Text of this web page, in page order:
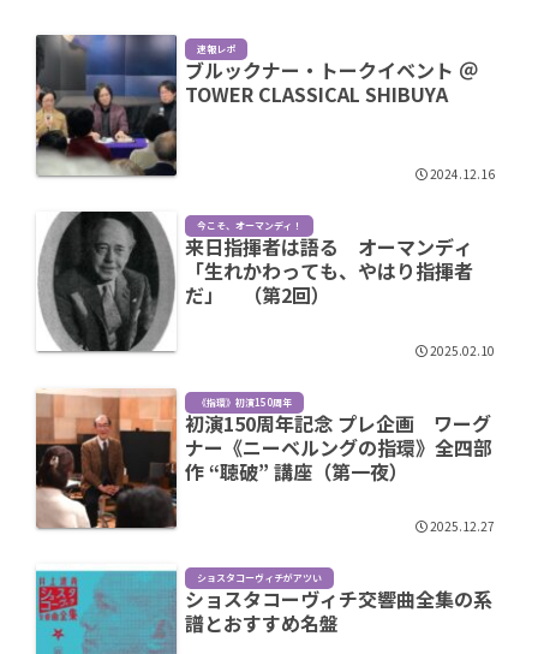
速報レポ
ブルックナー・トークイベント ＠
TOWER CLASSICAL SHIBUYA
2024.12.16
今こそ、オーマンディ！
来日指揮者は語る オーマンディ
「生れかわっても、やはり指揮者
だ」 （第2回）
2025.02.10
《指環》初演150周年
初演150周年記念 プレ企画 ワーグ
ナー《ニーベルングの指環》全四部
作 “聴破” 講座（第一夜）
2025.12.27
ショスタコーヴィチがアツい
ショスタコーヴィチ交響曲全集の系
譜とおすすめ名盤